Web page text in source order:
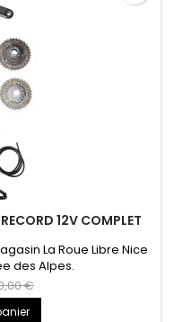
12V COMPLET
La Roue Libre Nice
des Alpes.
€